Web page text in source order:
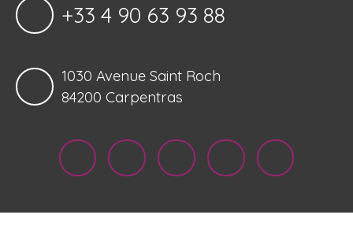
+33 4 90 63 93 88
1030 Avenue Saint Roch
84200 Carpentras